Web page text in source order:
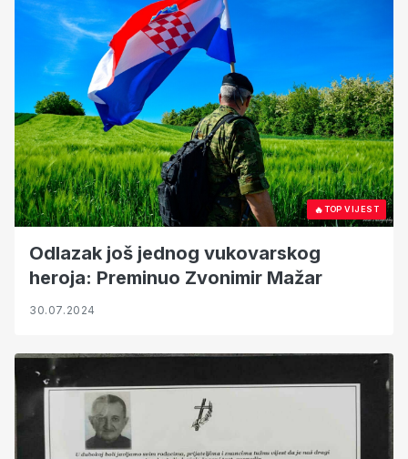
🔥TOP VIJEST
Odlazak još jednog vukovarskog
heroja: Preminuo Zvonimir Mažar
30.07.2024